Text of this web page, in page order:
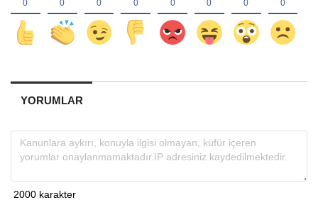
YORUMLAR